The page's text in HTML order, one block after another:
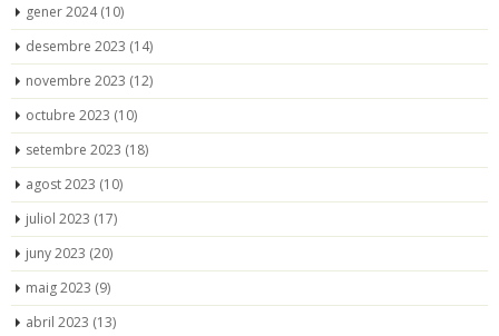
gener 2024(10)
desembre 2023 (14)
novembre 2023 (12)
octubre 2023 (10)
setembre 2023 (18)
agost 2023 (10)
juliol 2023 (17)
juny 2023 (20)
maig 2023 (9)
abril 2023 (13)